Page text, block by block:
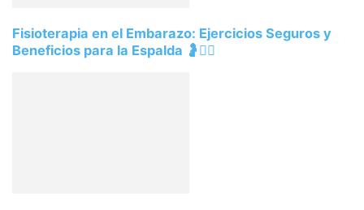
Fisioterapia en el Embarazo: Ejercicios Seguros y
Beneficios para la Espalda 🤰💆‍♀️